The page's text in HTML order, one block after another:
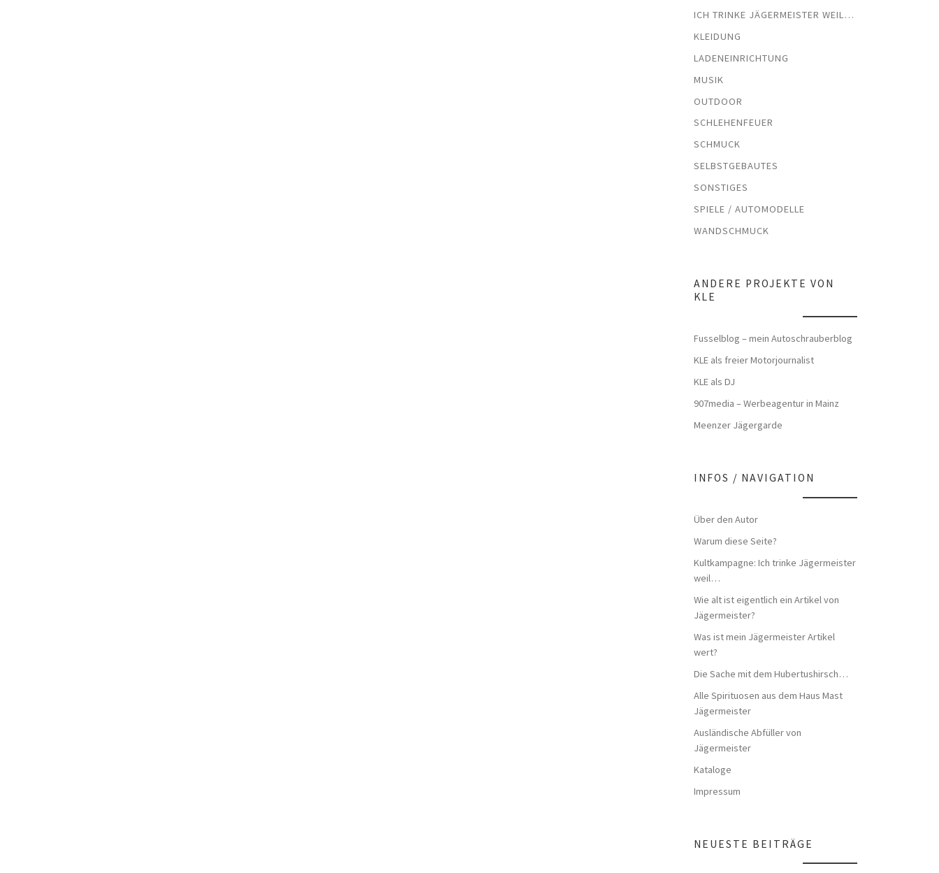
ICH TRINKE JÄGERMEISTER WEIL…
KLEIDUNG
LADENEINRICHTUNG
MUSIK
OUTDOOR
SCHLEHENFEUER
SCHMUCK
SELBSTGEBAUTES
SONSTIGES
SPIELE / AUTOMODELLE
WANDSCHMUCK
ANDERE PROJEKTE VON
KLE
Fusselblog – mein Autoschrauberblog
KLE als freier Motorjournalist
KLE als DJ
907media – Werbeagentur in Mainz
Meenzer Jägergarde
INFOS / NAVIGATION
Über den Autor
Warum diese Seite?
Kultkampagne: Ich trinke Jägermeister
weil…
Wie alt ist eigentlich ein Artikel von
Jägermeister?
Was ist mein Jägermeister Artikel
wert?
Die Sache mit dem Hubertushirsch…
Alle Spirituosen aus dem Haus Mast
Jägermeister
Ausländische Abfüller von
Jägermeister
Kataloge
Impressum
NEUESTE BEITRÄGE